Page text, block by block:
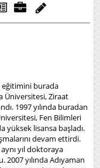
eğitimini burada
Üniversitesi, Ziraat
1997 yılında buradan
Fen Bilimleri
yüksek lisansa başladı.
devam ettirdi.
yıl doktoraya
2007 yılında Adıyaman